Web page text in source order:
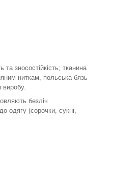
зносостійкість; тканина
ниткам, польська бязь
безліч
одягу (сорочки, сукні,